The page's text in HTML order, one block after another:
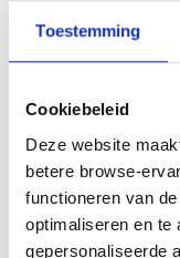
Toestemming
Cookiebeleid
Deze website
betere browse-
functioneren van
optimaliseren en te
gepersonaliseerde
U vindthiermeer
over het inleggen